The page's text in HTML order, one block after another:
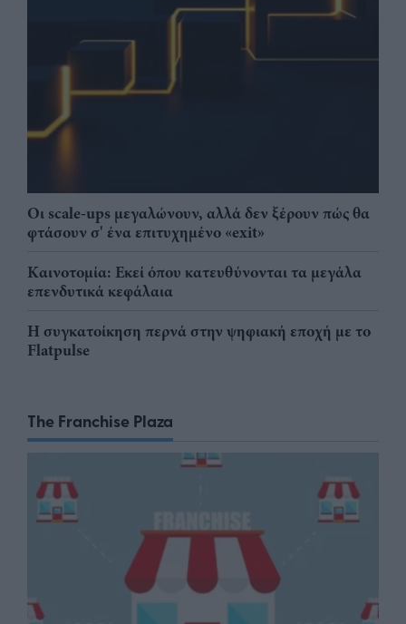
Οι scale-ups μεγαλώνουν, αλλά δεν ξέρουν πώς θα
φτάσουν σ' ένα επιτυχημένο «exit»
Καινοτομία: Εκεί όπου κατευθύνονται τα μεγάλα
επενδυτικά κεφάλαια
Η συγκατοίκηση περνά στην ψηφιακή εποχή με το
Flatpulse
The Franchise Plaza